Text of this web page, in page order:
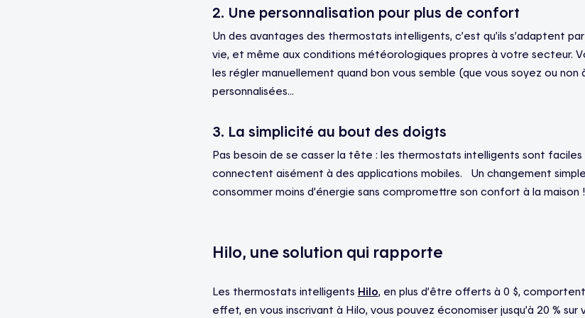
2. Une personnalisation pour plus de confort
Un des avantages des thermostats intelligents, c’est qu’ils s’adaptent
vie, et même aux conditions météorologiques propres à votre secteur.
les régler manuellement quand bon vous semble (que vous soyez ou non
personnalisées…
3. La simplicité au bout des doigts
Pas besoin de se casser la tête : les thermostats intelligents sont
connectent aisément à des applications mobiles. Un changement
consommer moins d’énergie sans compromettre son confort à la maison !
Hilo, une solution qui rapporte
Les thermostats intelligents Hilo, en plus d’être offerts à 0 $,
effet, en vous inscrivant à Hilo, vous pouvez économiser jusqu’à 20 %